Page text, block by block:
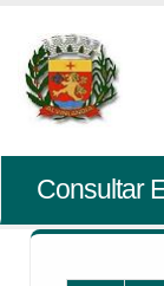
Consultar